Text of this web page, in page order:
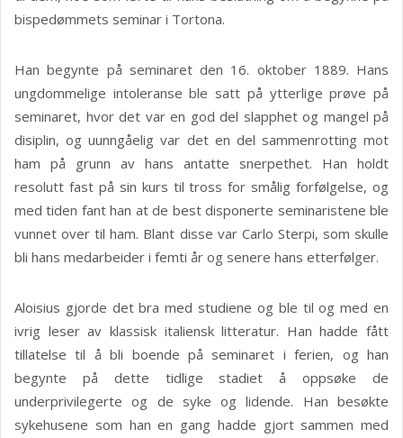
bispedømmets seminar i Tortona.
Han begynte på seminaret den 16. oktober 1889. Hans
ungdommelige intoleranse ble satt på ytterlige prøve på
seminaret, hvor det var en god del slapphet og mangel på
disiplin, og uunngåelig var det en del sammenrotting mot
ham på grunn av hans antatte snerpethet. Han holdt
resolutt fast på sin kurs til tross for smålig forfølgelse, og
med tiden fant han at de best disponerte seminaristene ble
vunnet over til ham. Blant disse var Carlo Sterpi, som skulle
bli hans medarbeider i femti år og senere hans etterfølger.
Aloisius gjorde det bra med studiene og ble til og med en
ivrig leser av klassisk italiensk litteratur. Han hadde fått
tillatelse til å bli boende på seminaret i ferien, og han
begynte på dette tidlige stadiet å oppsøke de
underprivilegerte og de syke og lidende. Han besøkte
sykehusene som han en gang hadde gjort sammen med